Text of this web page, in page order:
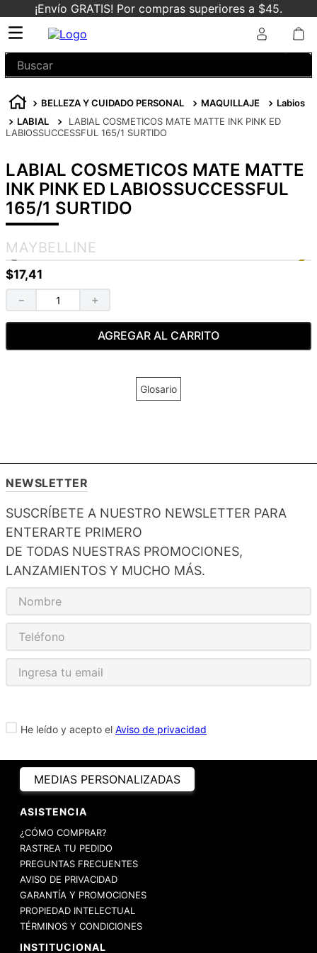
¡Envío GRATIS! Por compras superiores a $45.
Buscar
BELLEZA Y CUIDADO PERSONAL MAQUILLAJE
Labios
LABIAL
LABIAL COSMETICOS MATE MATTE INK PINK ED
LABIOSSUCCESSFUL 165/1 SURTIDO
LABIAL COSMETICOS MATE MATTE
INK PINK ED LABIOSSUCCESSFUL
165/1 SURTIDO
MAYBELLINE
$17,41
＋
－
AGREGAR AL CARRITO
Glosario
NEWSLETTER
SUSCRÍBETE A NUESTRO NEWSLETTER PARA
ENTERARTE PRIMERO
DE TODAS NUESTRAS PROMOCIONES,
LANZAMIENTOS Y MUCHO MÁS.
He leído y acepto el Aviso de privacidad
MEDIAS PERSONALIZADAS
ASISTENCIA
¿CÓMO COMPRAR?
RASTREA TU PEDIDO
PREGUNTAS FRECUENTES
AVISO DE PRIVACIDAD
GARANTÍA Y PROMOCIONES
PROPIEDAD INTELECTUAL
TÉRMINOS Y CONDICIONES
INSTITUCIONAL